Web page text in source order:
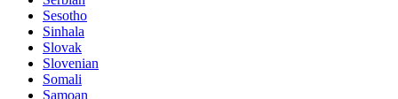
Sesotho
Sinhala
Slovak
Slovenian
Somali
Samoan